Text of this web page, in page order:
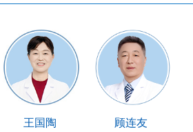
王国陶
顾连友